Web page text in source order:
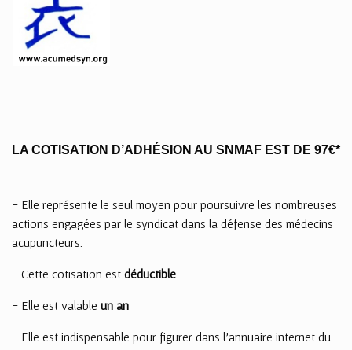
LA COTISATION D’ADHÉSION AU SNMAF EST DE 97€*
- Elle représente le seul moyen pour poursuivre les nombreuses
actions engagées par le syndicat dans la défense des médecins
acupuncteurs.
- Cette cotisation est déductible
- Elle est valable un an
- Elle est indispensable pour figurer dans l’annuaire internet du